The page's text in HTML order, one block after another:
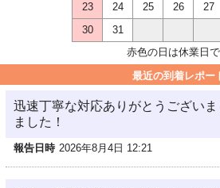
23
24 25 26 27
30
31
赤色の日は休業日
最近の到着レポー
迅速丁寧な対応ありがとうござい
ました！
報告日時 2026年8月4日 12:21